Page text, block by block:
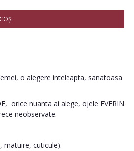
o alegere inteleapta, sanatoasa
orice nuanta ai alege, ojele EVERIN
neobservate.
matuire, cuticule).